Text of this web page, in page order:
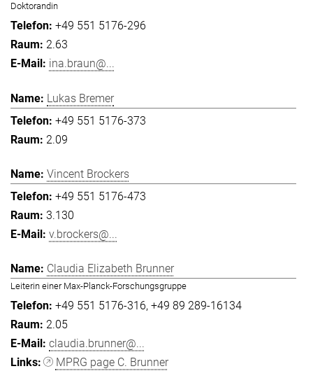
Doktorandin
+49 551 5176-296
2.63
ina.braun@...
Lukas Bremer
+49 551 5176-373
2.09
Vincent Brockers
+49 551 5176-473
3.130
v.brockers@...
Claudia Elizabeth Brunner
Leiterin einer Max-Planck-Forschungsgruppe
+49 551 5176-316 +49 89 289-16134
2.05
claudia.brunner@...
MPRG page C. Brunner